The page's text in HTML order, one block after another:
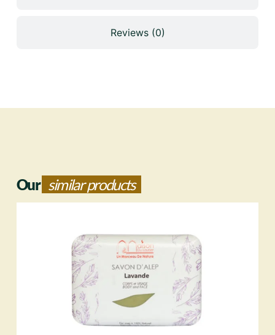
Reviews (0)
Our similar products